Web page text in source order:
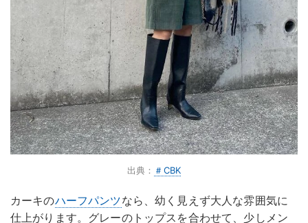
出典： ＃CBK
カーキのハーフパンツなら、幼く見えず大人な雰囲気に
仕上がります。グレーのトップスを合わせて、少しメン